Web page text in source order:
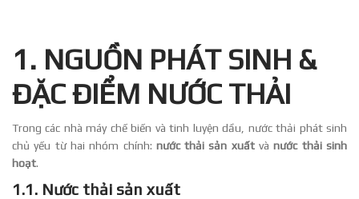
1. NGUỒN PHÁT SINH &
ĐẶC ĐIỂM NƯỚC THẢI
Trong các nhà máy chế biến và tinh luyện dầu, nước thải phát sinh
chủ yếu từ hai nhóm chính: nước thải sản xuấtvànước thải sinh
hoạt.
1.1. Nước thải sản xuất